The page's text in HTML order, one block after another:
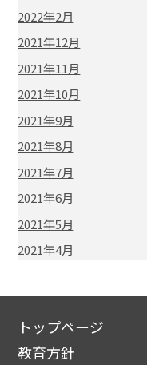
2022年2月
2021年12月
2021年11月
2021年10月
2021年9月
2021年8月
2021年7月
2021年6月
2021年5月
2021年4月
トップページ
教育方針